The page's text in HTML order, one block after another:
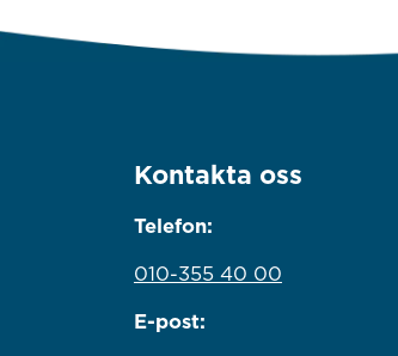
Kontakta oss
Telefon:
010-355 40 00
E-post: